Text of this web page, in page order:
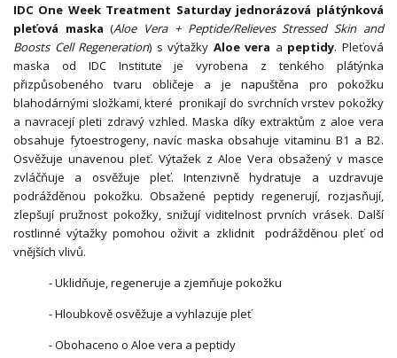
IDC One Week Treatment Saturday jednorázová plátýnková
pleťová maska(Aloe Vera + Peptide/Relieves Stressed Skin and
Boosts Cell Regeneration) s výtažky Aloe vera a peptidy. Pleťová
maska od IDC Institute je vyrobena z tenkého plátýnka
přizpůsobeného tvaru obličeje a je napuštěna pro pokožku
blahodárnými složkami, které pronikají do svrchních vrstev pokožky
a navracejí pleti zdravý vzhled. Maska díky extraktům z aloe vera
obsahuje fytoestrogeny, navíc maska obsahuje vitaminu B1 a B2.
Osvěžuje unavenou pleť. Výtažek z Aloe Vera obsažený v masce
zvláčňuje a osvěžuje pleť. Intenzivně hydratuje a uzdravuje
podrážděnou pokožku. Obsažené peptidy regenerují, rozjasňují,
zlepšují pružnost pokožky, snižují viditelnost prvních vrásek. Další
rostlinné výtažky pomohou oživit a zklidnit podrážděnou pleť od
vnějších vlivů.
- Uklidňuje, regeneruje a zjemňuje pokožku
- Hloubkově osvěžuje a vyhlazuje pleť
- Obohaceno o Aloe vera a peptidy